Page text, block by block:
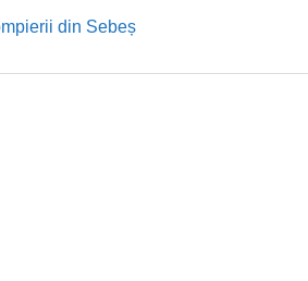
din Sebeș